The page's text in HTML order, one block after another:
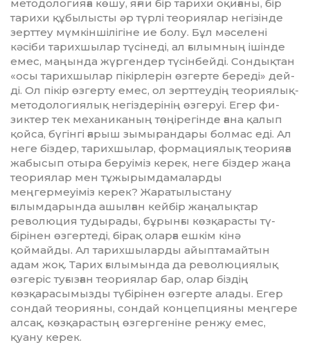
методологияға көшу, яғни бір тарихи оқиғаны, бір
тарихи құбылысты әр түрлі теориялар негізінде
зерттеу мүмкін­ші­лігі­не ие болу. Бұл мәселені
кәсіби тарих­шылар түсінеді, ал ғылымның ішін­де
емес, маңында жүргендер түсінбейді. Сондықтан
«осы тарихшылар пікірлерін өзгерте береді» дей­
ді. Ол пікір өзгерту емес, ол зерт­­теудің теориялық-
мето­до­ло­гия­лық негіздерінің өзгеруі. Егер фи­
зиктер тек механиканың төңі­ре­гінде ғана қалып
қойса, бүгінгі ға­рыш зымырандары болмас еді. Ал
неге біздер, тарихшылар, фор­мациялық теорияға
жабысып отыра беруіміз керек, неге біздер жаңа
теориялар мен тұжырымдамаларды
меңгермеуіміз ке­рек? Жаратылыс­тану
ғылымдарында ашылған кей­­бір жаңалықтар
революция ту­дырады, бұрынғы көзқарасты тү­
бірінен өзгертеді, бірақ оларға еш­к­ім кінә
қоймайды. Ал тарих­шы­­ларды айыптамайтын
адам жоқ. Тарих ғылымында да рево­лю­ция­лық
өзгеріс туғызған теориялар бар, олар біздің
көзқарасымызды тү­­­бірінен өзгерте алады. Егер
сондай теорияны, сондай концепцияны меңгере
алсақ, көзқарастың өз­гергеніне ренжу емес,
қуану керек.